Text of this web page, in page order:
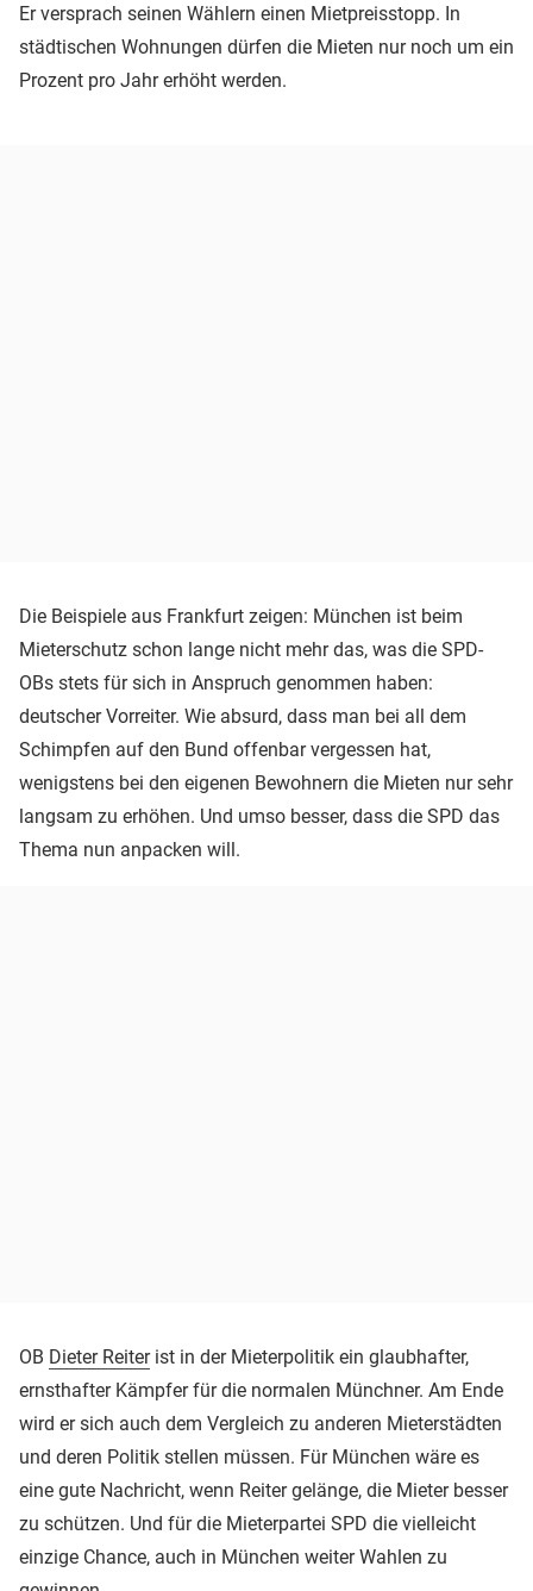
Er versprach seinen Wählern einen Mietpreisstopp. In
städtischen Wohnungen dürfen die Mieten nur noch um ein
Prozent pro Jahr erhöht werden.
Die Beispiele aus Frankfurt zeigen: München ist beim
Mieterschutz schon lange nicht mehr das, was die SPD-
OBs stets für sich in Anspruch genommen haben:
deutscher Vorreiter. Wie absurd, dass man bei all dem
Schimpfen auf den Bund offenbar vergessen hat,
wenigstens bei den eigenen Bewohnern die Mieten nur sehr
langsam zu erhöhen. Und umso besser, dass die SPD das
Thema nun anpacken will.
OB Dieter Reiterist in der Mieterpolitik ein glaubhafter,
ernsthafter Kämpfer für die normalen Münchner. Am Ende
wird er sich auch dem Vergleich zu anderen Mieterstädten
und deren Politik stellen müssen. Für München wäre es
eine gute Nachricht, wenn Reiter gelänge, die Mieter besser
zu schützen. Und für die Mieterpartei SPD die vielleicht
einzige Chance, auch in München weiter Wahlen zu